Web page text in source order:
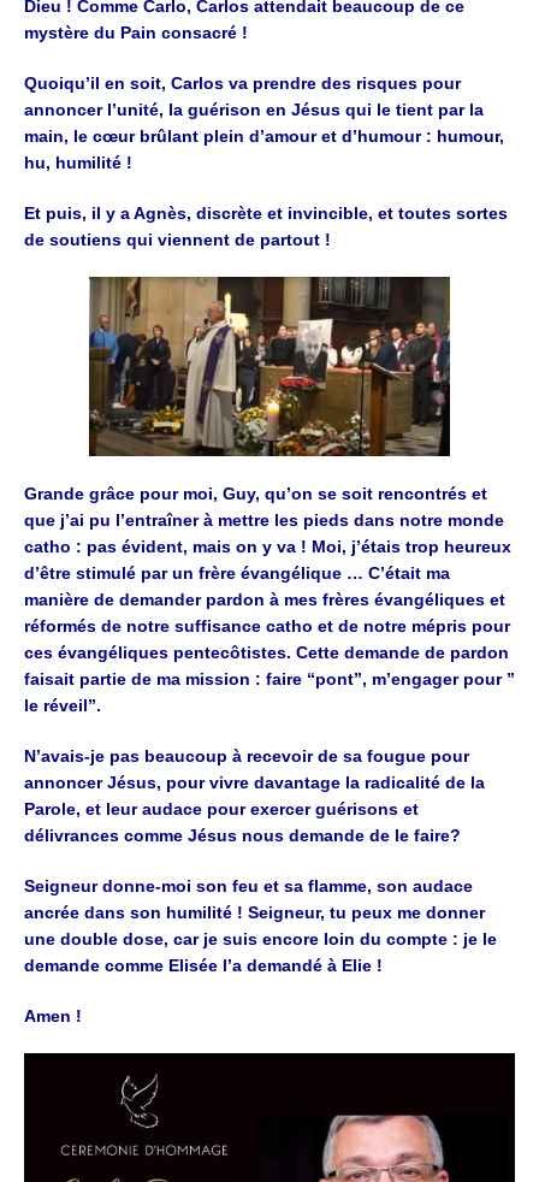
Dieu ! Comme Carlo, Carlos attendait beaucoup de ce
mystère du Pain consacré !
Quoiqu’il en soit, Carlos va prendre des risques pour
annoncer l’unité, la guérison en Jésus qui le tient par la
main, le cœur brûlant plein d’amour et d’humour : humour,
hu, humilité !
Et puis, il y a Agnès, discrète et invincible, et toutes sortes
de soutiens qui viennent de partout !
Grande grâce pour moi, Guy, qu’on se soit rencontrés et
que j’ai pu l’entraîner à mettre les pieds dans notre monde
catho : pas évident, mais on y va ! Moi, j’étais trop heureux
d’être stimulé par un frère évangélique … C’était ma
manière de demander pardon à mes frères évangéliques et
réformés de notre suffisance catho et de notre mépris pour
ces évangéliques pentecôtistes. Cette demande de pardon
faisait partie de ma mission : faire “pont”, m’engager pour ”
le réveil”.
N’avais-je pas beaucoup à recevoir de sa fougue pour
annoncerJésus, pour vivre davantage la radicalité de la
Parole, et leur audace pour exercerguérisons et
délivrances comme Jésus nous demande de le faire?
Seigneur donne-moi son feu et sa flamme, son audace
ancrée dans son humilité ! Seigneur, tu peux me donner
une double dose, car je suis encore loin du compte : je le
demande comme Elisée l’a demandé à Elie !
Amen !